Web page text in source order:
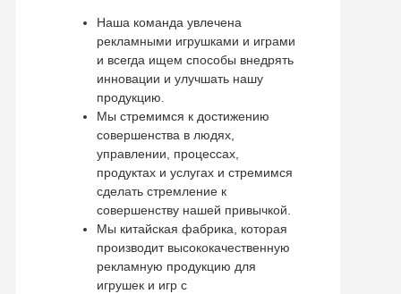
Наша команда увлечена
рекламными игрушками и играми
и всегда ищем способы внедрять
инновации и улучшать нашу
продукцию.
Мы стремимся к достижению
совершенства в людях,
управлении, процессах,
продуктах и ​​услугах и стремимся
сделать стремление к
совершенству нашей привычкой.
Мы китайская фабрика, которая
производит высококачественную
рекламную продукцию для
игрушек и игр с